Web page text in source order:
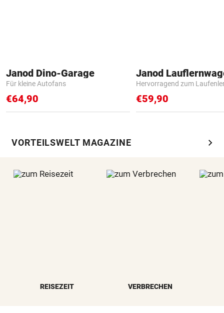
Janod Dino-Garage
Für kleine Autofans
€64,90
Janod
Hervorragend zum
€59,90
VORTEILSWELT MAGAZINE chevron_right
REISEZEIT VERBRECHEN